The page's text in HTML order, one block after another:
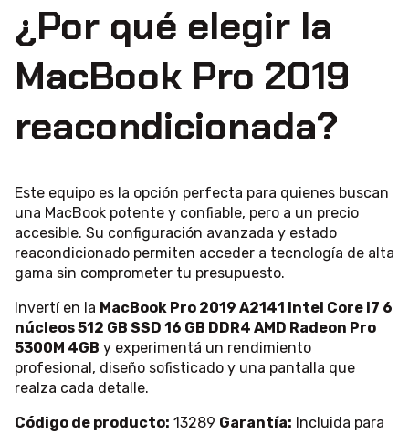
¿Por qué elegir la
MacBook Pro 2019
reacondicionada?
Este equipo es la opción perfecta para quienes buscan
una MacBook potente y confiable, pero a un precio
accesible. Su configuración avanzada y estado
reacondicionado permiten acceder a tecnología de alta
gama sin comprometer tu presupuesto.
Invertí en la MacBook Pro 2019 A2141 Intel Core i7 6
núcleos 512 GB SSD 16 GB DDR4 AMD Radeon Pro
5300M 4GB y experimentá un rendimiento
profesional, diseño sofisticado y una pantalla que
realza cada detalle.
Código de producto: 13289 Garantía: Incluida para